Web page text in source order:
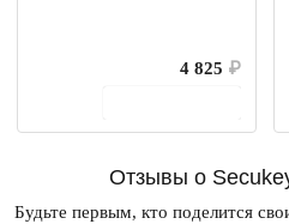
4 825 ₽
Отзывы о
Будьте первым, кто поделится